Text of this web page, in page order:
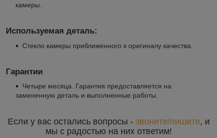
камеры.
Используемая деталь:
Стекло камеры приближенного к оригиналу качества.
Гарантии
Четыре месяца. Гарантия предоставляется на
замененную деталь и выполненные работы.
Если у вас остались вопросы - звоните/пишите, и
мы с радостью на них ответим!